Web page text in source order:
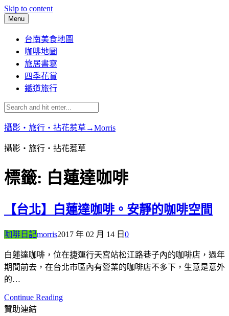
Skip to content
Menu
台南美食地圖
咖啡地圖
旅居書寫
四季花賞
鐵道旅行
攝影‧旅行‧拈花惹草→Morris
攝影‧旅行‧拈花惹草
標籤: 白蓮達咖啡
【台北】白蓮達咖啡。安靜的咖啡空間
咖啡日記morris2017 年 02 月 14 日 0
白蓮達咖啡，位在捷運行天宮站松江路巷子內的咖啡店，過年
期間前去，在台北市區內有營業的咖啡店不多下，生意是意外
的…
Continue Reading
贊助連結